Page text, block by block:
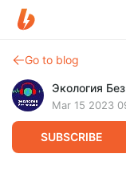
Go to blog
Экология
Mar 15 2023
SUBSCRIBE